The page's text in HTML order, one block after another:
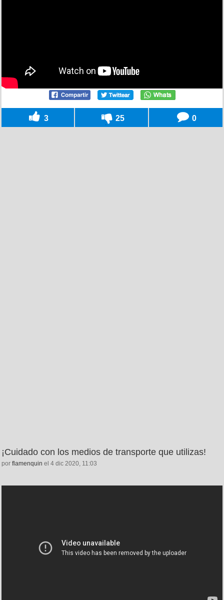
3 25 0
¡Cuidado con los medios de transporte que utilizas!
por flamenquin el 4 dic 2020, 11:03